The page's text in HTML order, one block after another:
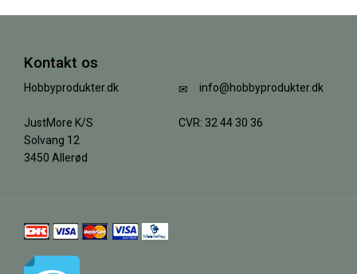
Kontakt os
Hobbyprodukter.dk
JustMore K/S
Solvang 12
3450 Allerød
info@hobbyprodukter.dk
CVR: 32 44 30 36